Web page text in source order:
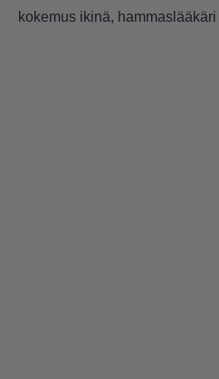
kokemus ikinä, hammaslääkäri